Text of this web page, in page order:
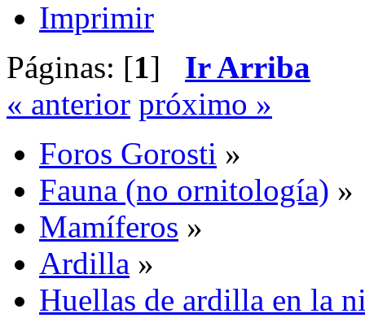
Imprimir
Páginas: [1] Ir Arriba
« anterior próximo »
Foros Gorosti »
Fauna (no ornitología) »
Mamíferos »
Ardilla »
Huellas de ardilla en la